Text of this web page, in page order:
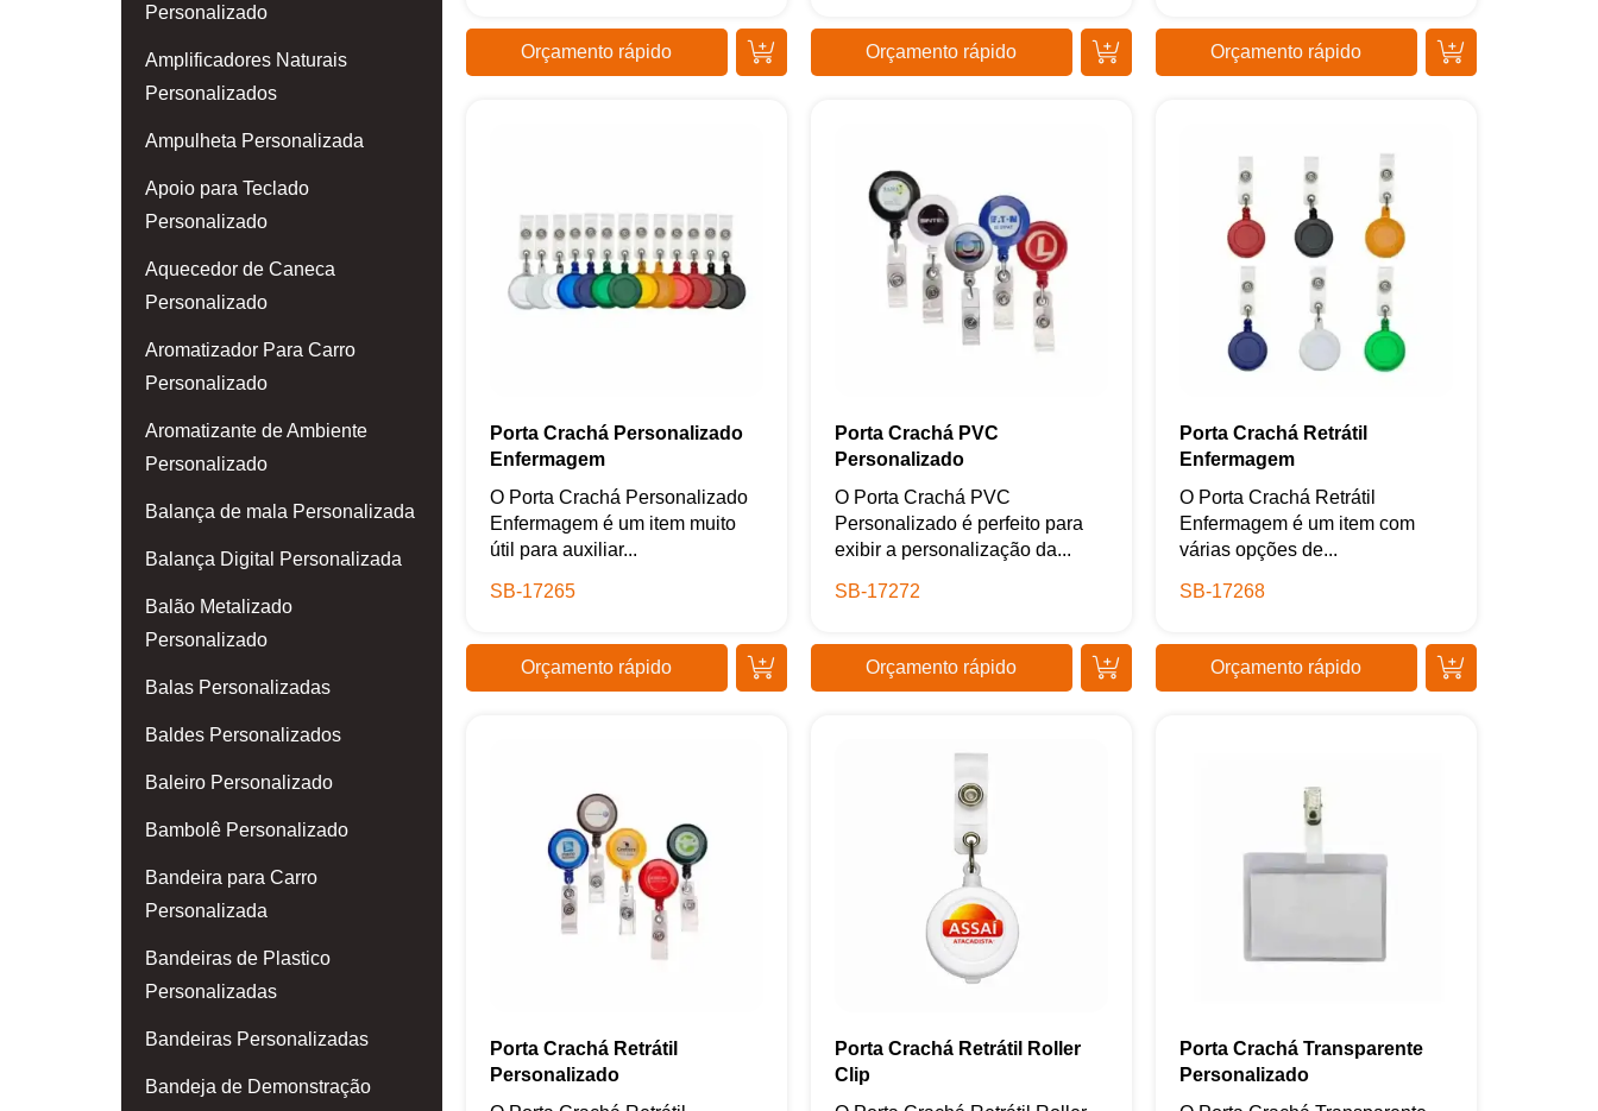
Personalizado
Amplificadores Naturais
Personalizados
Ampulheta Personalizada
Apoio para Teclado
Personalizado
Aquecedor de Caneca
Personalizado
Aromatizador Para Carro
Personalizado
Aromatizante de Ambiente
Personalizado
Balança de mala Personalizada
Balança Digital Personalizada
Balão Metalizado
Personalizado
Balas Personalizadas
Baldes Personalizados
Baleiro Personalizado
Bambolê Personalizado
Bandeira para Carro
Personalizada
Bandeiras de Plastico
Personalizadas
Bandeiras Personalizadas
Bandeja de Demonstração
Orçamento rápido Orçamento rápido Orçamento rápido
Porta Crachá Personalizado
Enfermagem
O Porta Crachá Personalizado
Enfermagem é um item muito
útil para auxiliar...
SB-17265
Orçamento rápido
Porta Crachá PVC
Personalizado
O Porta Crachá PVC
Personalizado é perfeito para
exibir a personalização da...
SB-17272
Orçamento rápido
Porta Crachá Retrátil
Enfermagem
O Porta Crachá Retrátil
Enfermagem é um item com
várias opções de...
SB-17268
Orçamento rápido
Porta Crachá Retrátil
Personalizado
Porta Crachá Retrátil Roller
Clip
Porta Crachá Transparente
Personalizado